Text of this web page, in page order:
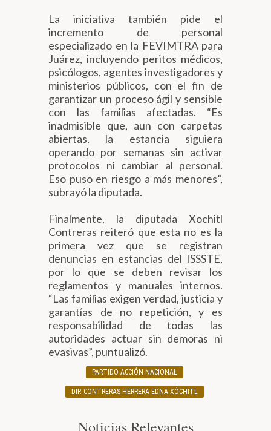
La iniciativa también pide el
incremento de personal
especializado en la FEVIMTRA para
Juárez, incluyendo peritos médicos,
psicólogos, agentes investigadores y
ministerios públicos, con el fin de
garantizar un proceso ágil y sensible
con las familias afectadas. “Es
inadmisible que, aun con carpetas
abiertas, la estancia siguiera
operando por semanas sin activar
protocolos ni cambiar al personal.
Eso puso en riesgo a más menores”,
subrayó la diputada.
Finalmente, la diputada Xochitl
Contreras reiteró que esta no es la
primera vez que se registran
denuncias en estancias del ISSSTE,
por lo que se deben revisar los
reglamentos y manuales internos.
“Las familias exigen verdad, justicia y
garantías de no repetición, y es
responsabilidad de todas las
autoridades actuar sin demoras ni
evasivas”, puntualizó.
PARTIDO ACCIÓN NACIONAL
DIP. CONTRERAS HERRERA EDNA XÓCHITL
Noticias Relevantes